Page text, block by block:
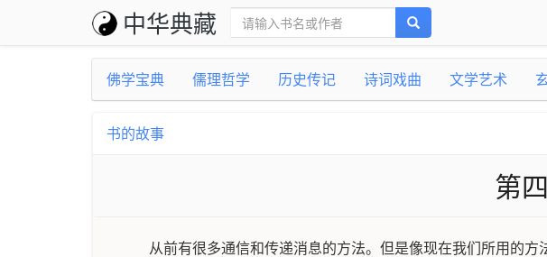
中华典藏
佛学宝典 儒理哲学 历史传记 诗词戏曲 文学艺术
书的故事
第
从前有很多通信和传递消息的方法。但是像现在我们所用的